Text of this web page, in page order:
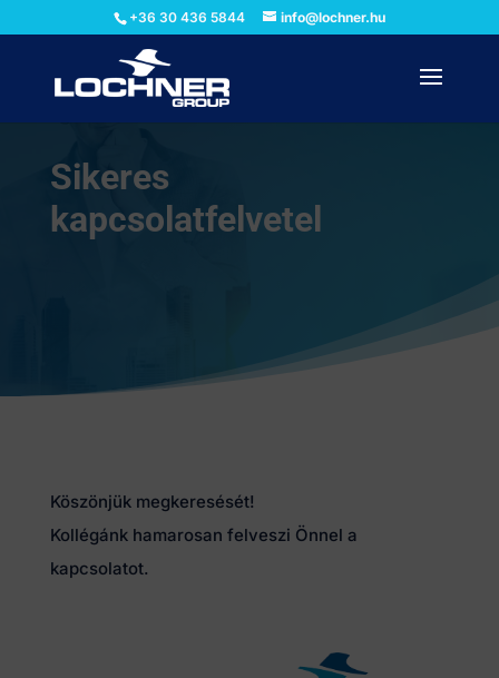
+36 30 436 5844 info@lochner.hu
Sikeres
kapcsolatfelvetel
Köszönjük megkeresését!
Kollégánk hamarosan felveszi Önnel a
kapcsolatot.